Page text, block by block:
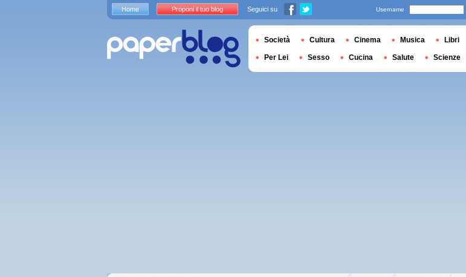
Home Proponi il tuo blog Seguici su Username
Società Cultura Cinema Musica Libri
Per Lei Sesso Cucina Salute Scienze